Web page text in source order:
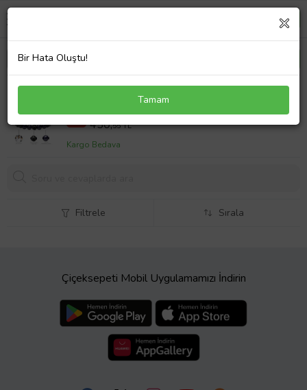
Sertifikalı Doğal Volkanik Lav Mavi Yıldız Taşı
Bileklik Seti (Çok Renkli)
%30 643,64 TL
450,55 TL
Kargo Bedava
Filtrele Sırala
Çiçeksepeti Mobil Uygulamamızı İndirin
Bir Hata Oluştu!
Tamam